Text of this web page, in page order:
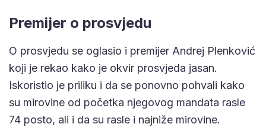
Premijer o prosvjedu
O prosvjedu se oglasio i premijer Andrej Plenković
koji je rekao kako je okvir prosvjeda jasan.
Iskoristio je priliku i da se ponovno pohvali kako
su mirovine od početka njegovog mandata rasle
74 posto, ali i da su rasle i najniže mirovine.